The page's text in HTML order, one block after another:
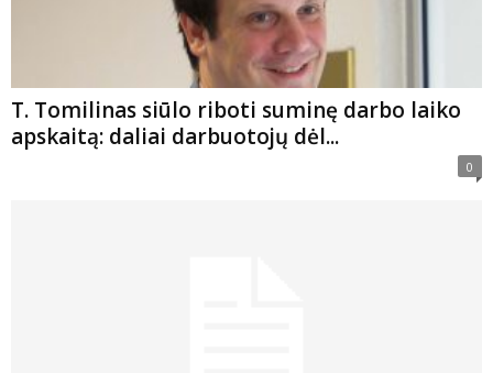
T. Tomilinas siūlo riboti suminę darbo laiko
apskaitą: daliai darbuotojų dėl...
0